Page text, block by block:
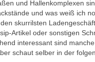
und Hallenkomplexen
und was weiß ich
skurrilsten
Artikel oder sonstigen
interessant sind
schaut selber in der